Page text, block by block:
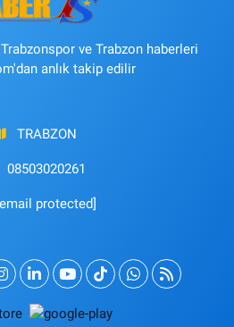
ve Trabzon haberleri
anlık takip edilir
TRABZON
08503020261
protected]